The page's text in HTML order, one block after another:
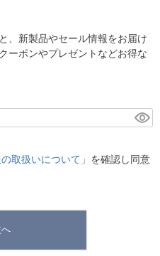
、新製品やセール情報をお届け
ーポンやプレゼントなどお得な
取扱いについて」 を確認し同意
へ